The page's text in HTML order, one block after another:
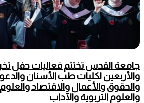
جامعة القدس تختتم فعاليات حفل
والأربعين لكليات طب الأسنان
والحقوق والأعمال والاقتصاد والعلوم
والعلوم التربوية والآداب